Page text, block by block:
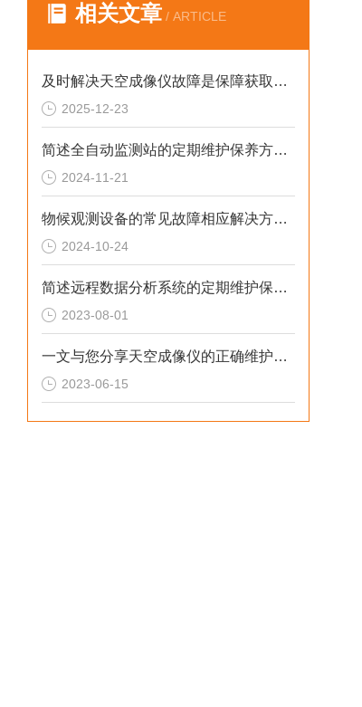
相关文章 / ARTICLE
及时解决天空成像仪故障是保障获取高可靠性天空数据的核心
2025-12-23
简述全自动监测站的定期维护保养方法建议
2024-11-21
物候观测设备的常见故障相应解决方法分享
2024-10-24
简述远程数据分析系统的定期维护保养方法
2023-08-01
一文与您分享天空成像仪的正确维护保养方法
2023-06-15